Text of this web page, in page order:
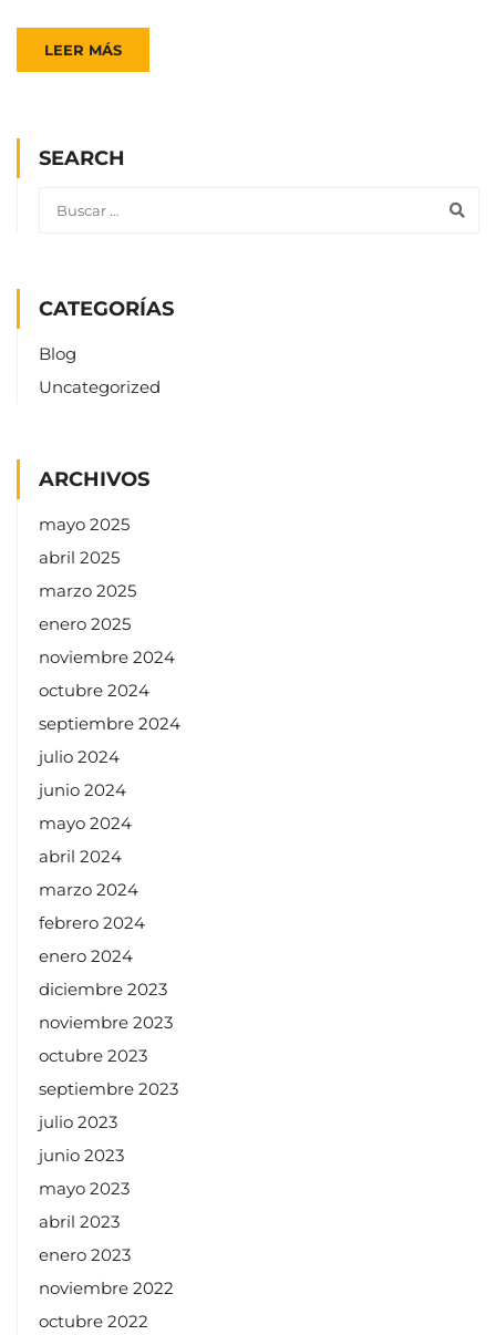
LEER MÁS
SEARCH
CATEGORÍAS
Blog
Uncategorized
ARCHIVOS
mayo 2025
abril 2025
marzo 2025
enero 2025
noviembre 2024
octubre 2024
septiembre 2024
julio 2024
junio 2024
mayo 2024
abril 2024
marzo 2024
febrero 2024
enero 2024
diciembre 2023
noviembre 2023
octubre 2023
septiembre 2023
julio 2023
junio 2023
mayo 2023
abril 2023
enero 2023
noviembre 2022
octubre 2022